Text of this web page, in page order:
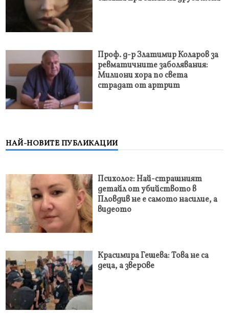
Проф. д-р Златимир Коларов за
ревматичните заболявания:
Милиони хора по света
страдат от артрит
НАЙ-НОВИТЕ ПУБЛИКАЦИИ
Психолог: Най-страшният
детайл от убийството в
Пловдив не е самото насилие, а
видеото
Красимира Гешева: Това не са
деца, а звер0ве